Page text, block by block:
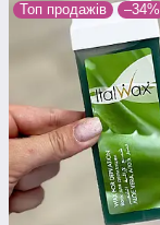
Топ продажів –34%